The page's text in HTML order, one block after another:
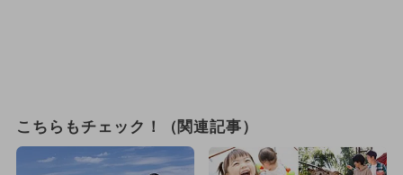
こちらもチェック！（関連記事）